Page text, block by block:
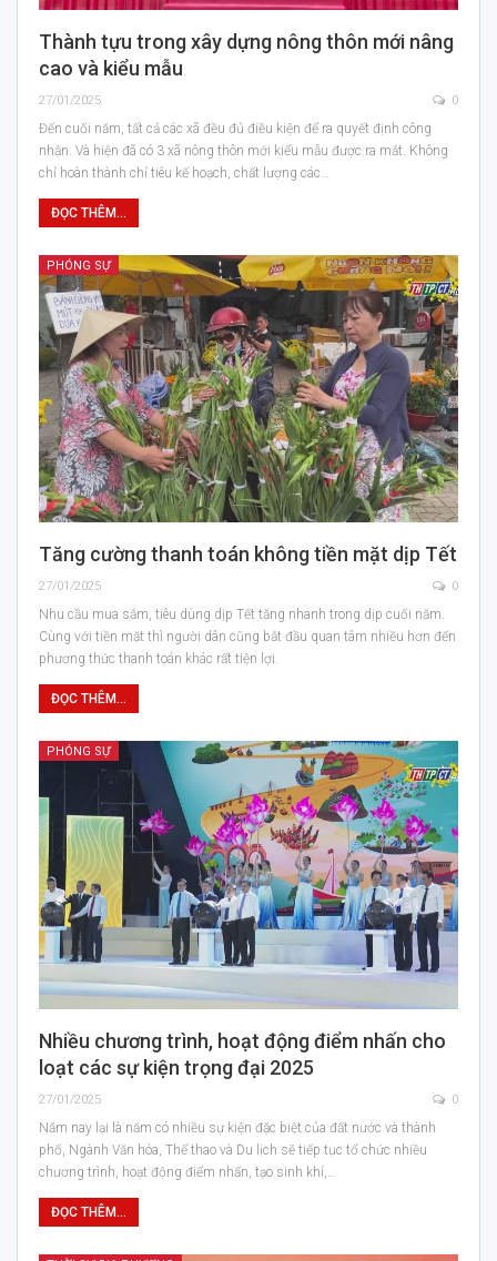
Thành tựu trong xây dựng nông thôn mới nâng
cao và kiểu mẫu
27/01/2025 0
Đến cuối năm, tất cả các xã đều đủ điều kiện để ra quyết định công
nhận. Và hiện đã có 3 xã nông thôn mới kiểu mẫu được ra mắt. Không
chỉ hoàn thành chỉ tiêu kế hoạch, chất lượng các…
ĐỌC THÊM...
PHÓNG SỰ
Tăng cường thanh toán không tiền mặt dịp Tết
27/01/2025 0
Nhu cầu mua sắm, tiêu dùng dịp Tết tăng nhanh trong dịp cuối năm.
Cùng với tiền mặt thì người dân cũng bắt đầu quan tâm nhiều hơn đến
phương thức thanh toán khác rất tiện lợi.
ĐỌC THÊM...
PHÓNG SỰ
Nhiều chương trình, hoạt động điểm nhấn cho
loạt các sự kiện trọng đại 2025
27/01/2025 0
Năm nay lại là năm có nhiều sự kiện đặc biệt của đất nước và thành
phố, Ngành Văn hóa, Thể thao và Du lịch sẽ tiếp tục tổ chức nhiều
chương trình, hoạt động điểm nhấn, tạo sinh khí,…
ĐỌC THÊM...